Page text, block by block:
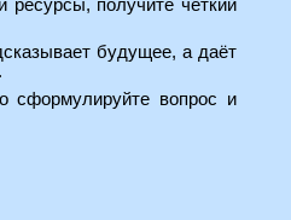
ресурсы, получите чёткий
будущее, а даёт
сформулируйте вопрос и